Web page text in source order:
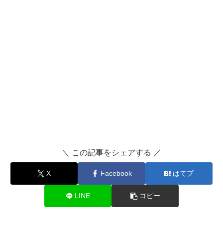
＼ この記事をシェアする ／
X Facebook はてブ
LINE コピー